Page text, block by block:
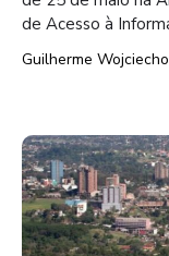
de Acesso à
Guilherme